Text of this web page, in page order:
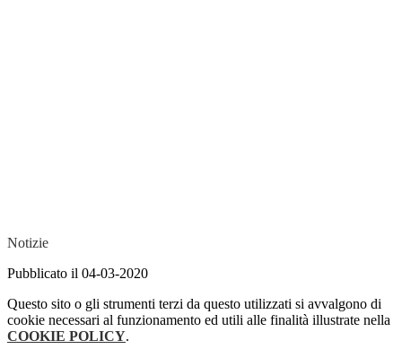
Notizie
Pubblicato il 04-03-2020
Questo sito o gli strumenti terzi da questo utilizzati si avvalgono di
cookie necessari al funzionamento ed utili alle finalità illustrate nella
COOKIE POLICY.